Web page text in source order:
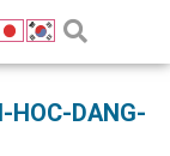
HOC-DANG-